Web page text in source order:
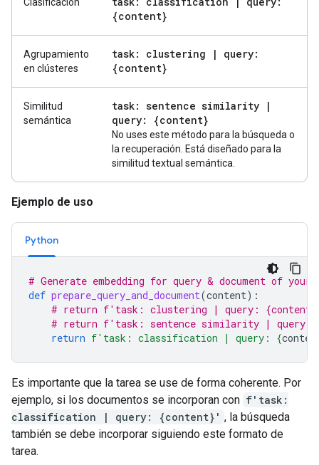
{content}
Agrupamiento
en clústeres
task: clustering |
query:
{content}
Similitud
semántica
task: sentence similarity
|
query: {content}
No uses este método para la búsqueda o
la recuperación. Está diseñado para la
similitud textual semántica.
Ejemplo de uso
Python
# Generate embedding for query & document of your
def prepare_query_and_document(content):
# return f'task: clustering | query:
# return f'task: sentence similarity | query:
return f'task: classification | query: {
Es importante que la tarea se use de forma coherente. Por
ejemplo, si los documentos se incorporan con f'task:
classification | query: {content}' , la búsqueda
también se debe incorporar siguiendo este formato de
tarea.